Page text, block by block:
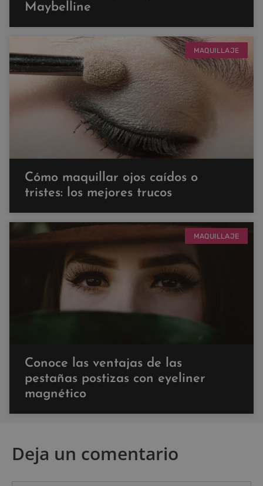
Maybelline
MAQUILLAJE
Cómo maquillar ojos caídos o
tristes: los mejores trucos
MAQUILLAJE
Conoce las ventajas de las
pestañas postizas con eyeliner
magnético
Deja un comentario